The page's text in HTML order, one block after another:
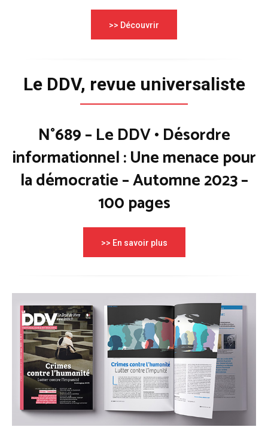
>> Découvrir
Le DDV, revue universaliste
N°689 – Le DDV • Désordre
informationnel : Une menace pour
la démocratie – Automne 2023 –
100 pages
>> En savoir plus